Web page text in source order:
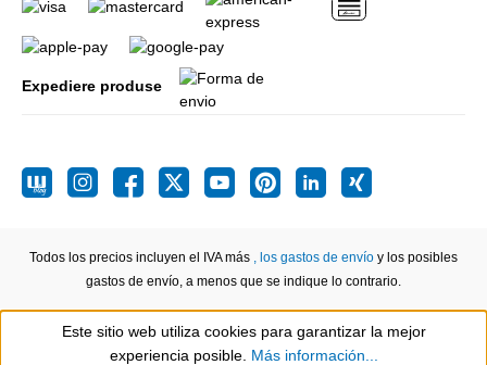
Expediere produse
Todos los precios incluyen el IVA más , los gastos de envío y los posibles
gastos de envío, a menos que se indique lo contrario.
Show toolbar
Este sitio web utiliza cookies para garantizar la mejor
experiencia posible. Más información...